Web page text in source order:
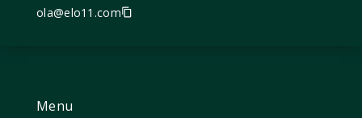
Menu
ola@elo11.com